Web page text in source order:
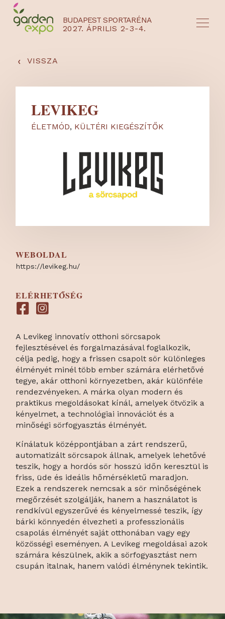
BUDAPEST SPORTARÉNA
2027. ÁPRILIS 2-3-4.
‹ VISSZA
LEVIKEG
ÉLETMÓD, KÜLTÉRI KIEGÉSZÍTŐK
WEBOLDAL
https://levikeg.hu/
ELÉRHETŐSÉG
A Levikeg innovatív otthoni sörcsapok
fejlesztésével és forgalmazásával foglalkozik,
célja pedig, hogy a frissen csapolt sör különleges
élményét minél több ember számára elérhetővé
tegye, akár otthoni környezetben, akár különféle
rendezvényeken. A márka olyan modern és
praktikus megoldásokat kínál, amelyek ötvözik a
kényelmet, a technológiai innovációt és a
minőségi sörfogyasztás élményét.
Kínálatuk középpontjában a zárt rendszerű,
automatizált sörcsapok állnak, amelyek lehetővé
teszik, hogy a hordós sör hosszú időn keresztül is
friss, üde és ideális hőmérsékletű maradjon.
Ezek a rendszerek nemcsak a sör minőségének
megőrzését szolgálják, hanem a használatot is
rendkívül egyszerűvé és kényelmessé teszik, így
bárki könnyedén élvezheti a professzionális
csapolás élményét saját otthonában vagy egy
közösségi eseményen. A Levikeg megoldásai azok
számára készülnek, akik a sörfogyasztást nem
csupán italnak, hanem valódi élménynek tekintik.